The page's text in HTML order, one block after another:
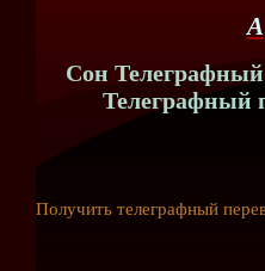
А
Сон Телеграфный
Телеграфный
Получить телеграфный